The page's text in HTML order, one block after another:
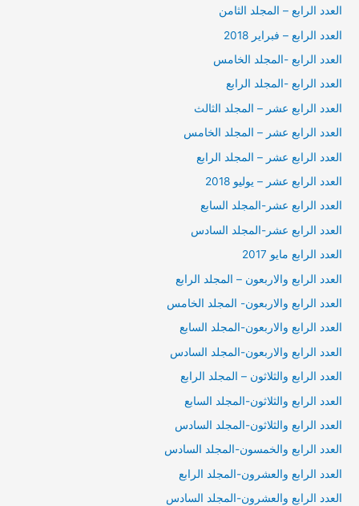
العدد الرابع – المجلد الثامن
العدد الرابع – فبراير 2018
العدد الرابع -المجلد الخامس
العدد الرابع -المجلد الرابع
العدد الرابع عشر – المجلد الثالث
العدد الرابع عشر – المجلد الخامس
العدد الرابع عشر – المجلد الرابع
العدد الرابع عشر – يوليو 2018
العدد الرابع عشر-المجلد السابع
العدد الرابع عشر-المجلد السادس
العدد الرابع مايو 2017
العدد الرابع والاربعون – المجلد الرابع
العدد الرابع والاربعون- المجلد الخامس
العدد الرابع والاربعون-المجلد السابع
العدد الرابع والاربعون-المجلد السادس
العدد الرابع والثلاثون – المجلد الرابع
العدد الرابع والثلاثون-المجلد السابع
العدد الرابع والثلاثون-المجلد السادس
العدد الرابع والخمسون-المجلد السادس
العدد الرابع والعشرون-المجلد الرابع
العدد الرابع والعشرون-المجلد السادس